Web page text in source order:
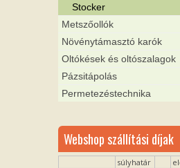
Stocker
Metszőollók
Növénytámasztó karók
Oltókések és oltószalagok
Pázsitápolás
Permetezéstechnika
Webshop szállítási díjak
súlyhatár